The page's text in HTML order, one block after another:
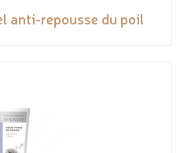
anti-repousse du poil